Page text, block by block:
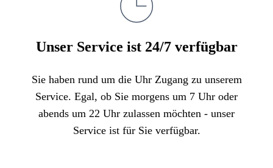
Unser Service ist 24/7 verfügbar
Sie haben rund um die Uhr Zugang zu unserem
Service. Egal, ob Sie morgens um 7 Uhr oder
abends um 22 Uhr zulassen möchten - unser
Service ist für Sie verfügbar.